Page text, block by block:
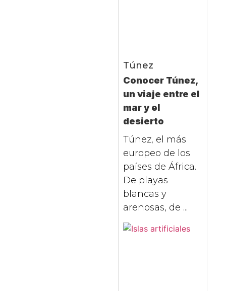
Túnez
Conocer Túnez,
un viaje entre el
mar y el
desierto
Túnez, el más
europeo de los
países de África.
De playas
blancas y
arenosas, de ...